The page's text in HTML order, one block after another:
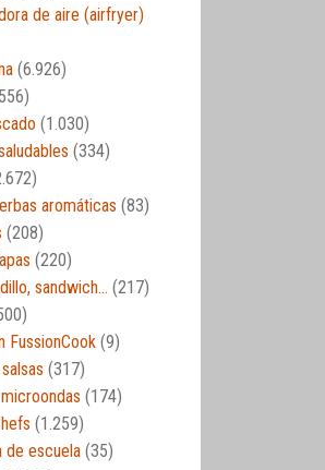
de aire (airfryer)
(6.926)
(1.030)
(334)
aromáticas (83)
(208)
(220)
sandwich… (217)
FussionCook (9)
(317)
(174)
(1.259)
de escuela (35)